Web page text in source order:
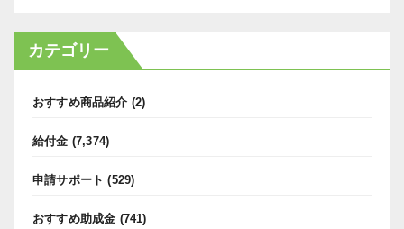
カテゴリー
おすすめ商品紹介 (2)
給付金 (7,374)
申請サポート (529)
おすすめ助成金 (741)